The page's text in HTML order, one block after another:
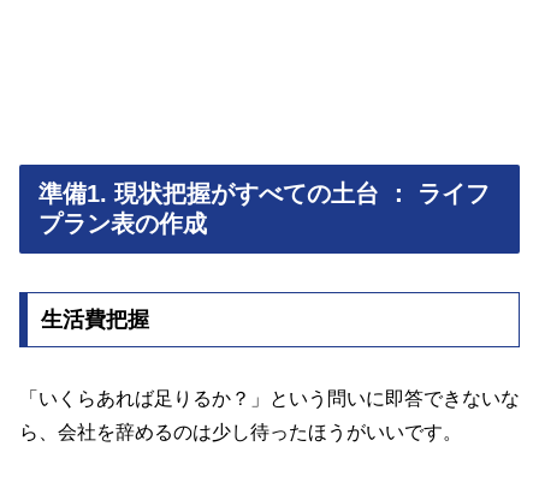
準備1. 現状把握がすべての土台 ： ライフ
プラン表の作成
生活費把握
「いくらあれば足りるか？」という問いに即答できないな
ら、会社を辞めるのは少し待ったほうがいいです。